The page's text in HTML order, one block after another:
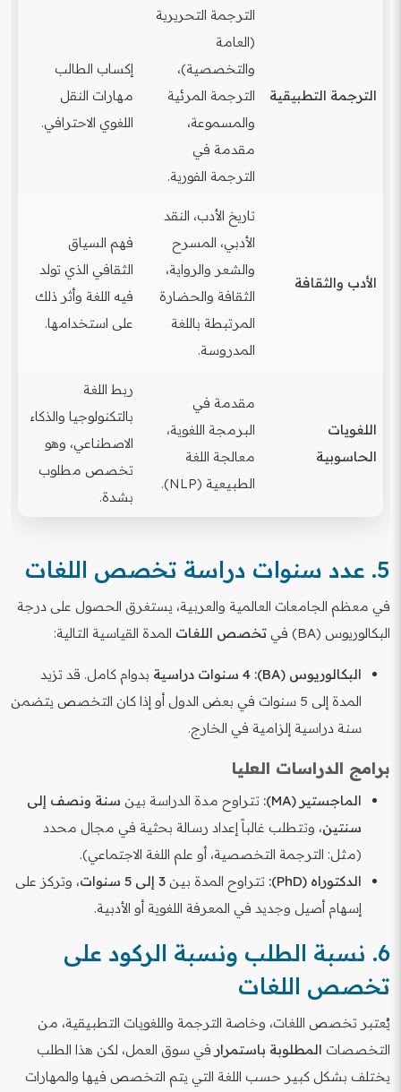
الترجمة التطبيقية
الترجمة التحريرية
(العامة
والتخصصية)،
الترجمة المرئية
والمسموعة،
مقدمة في
الترجمة الفورية.
إكساب الطالب
مهارات النقل
اللغوي الاحترافي.
الأدب والثقافة
تاريخ الأدب، النقد
الأدبي، المسرح
والشعر والرواية،
الثقافة والحضارة
المرتبطة باللغة
المدروسة.
فهم السياق
الثقافي الذي تولد
فيه اللغة وأثر ذلك
على استخدامها.
اللغويات
الحاسوبية
مقدمة في
البرمجة اللغوية،
معالجة اللغة
الطبيعية (NLP).
ربط اللغة
بالتكنولوجيا والذكاء
الاصطناعي، وهو
تخصص مطلوب
بشدة.
5. عدد سنوات دراسة تخصص اللغات
في معظم الجامعات العالمية والعربية، يستغرق الحصول على درجة
البكالوريوس (BA) في
تخصص اللغات المدة القياسية التالية:
البكالوريوس (BA): 4 سنوات دراسية
بدوام كامل. قد تزيد
المدة إلى 5 سنوات في بعض الدول أو إذا كان التخصص يتضمن
سنة دراسية إلزامية في الخارج.
برامج الدراسات العليا
الماجستير (MA): تتراوح مدة الدراسة بين سنة ونصف إلى
سنتين، وتتطلب غالباً إعداد رسالة بحثية في مجال محدد
(مثل: الترجمة التخصصية، أو علم اللغة الاجتماعي).
الدكتوراه (PhD):
تتراوح المدة بين 3 إلى 5 سنوات
، وتركز على
إسهام أصيل وجديد في المعرفة اللغوية أو الأدبية.
6. نسبة الطلب ونسبة الركود على
تخصص اللغات
يُعتبر تخصص اللغات، وخاصة الترجمة واللغويات التطبيقية، من
التخصصات المطلوبة باستمرار في سوق العمل، لكن هذا الطلب
يختلف بشكل كبير حسب اللغة التي يتم التخصص فيها والمهارات